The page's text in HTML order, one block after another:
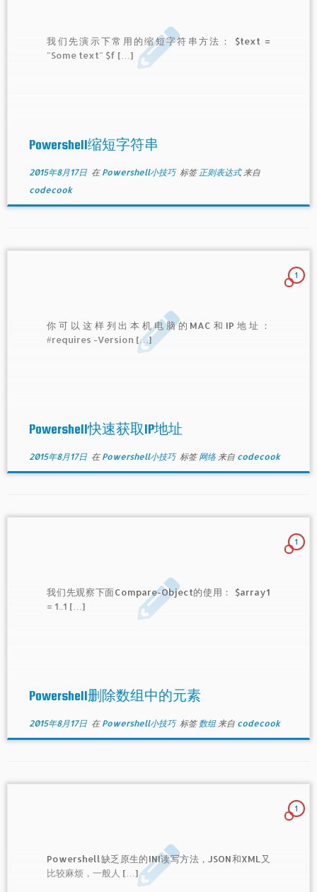
我们先演示下常用的缩短字符串方法： $text =
"Some text" $f […]
Powershell缩短字符串
2015年8月17日在 Powershell小技巧 标签 正则表达式来自
codecook
1
你可以这样列出本机电脑的MAC和IP地址：
#requires -Version […]
Powershell快速获取IP地址
2015年8月17日在 Powershell小技巧 标签网络 来自 codecook
1
我们先观察下面Compare-Object的使用： $array1
= 1..1 […]
Powershell删除数组中的元素
2015年8月17日在 Powershell小技巧 标签数组 来自 codecook
1
Powershell缺乏原生的INI读写方法，JSON和XML又
比较麻烦，一般人 […]